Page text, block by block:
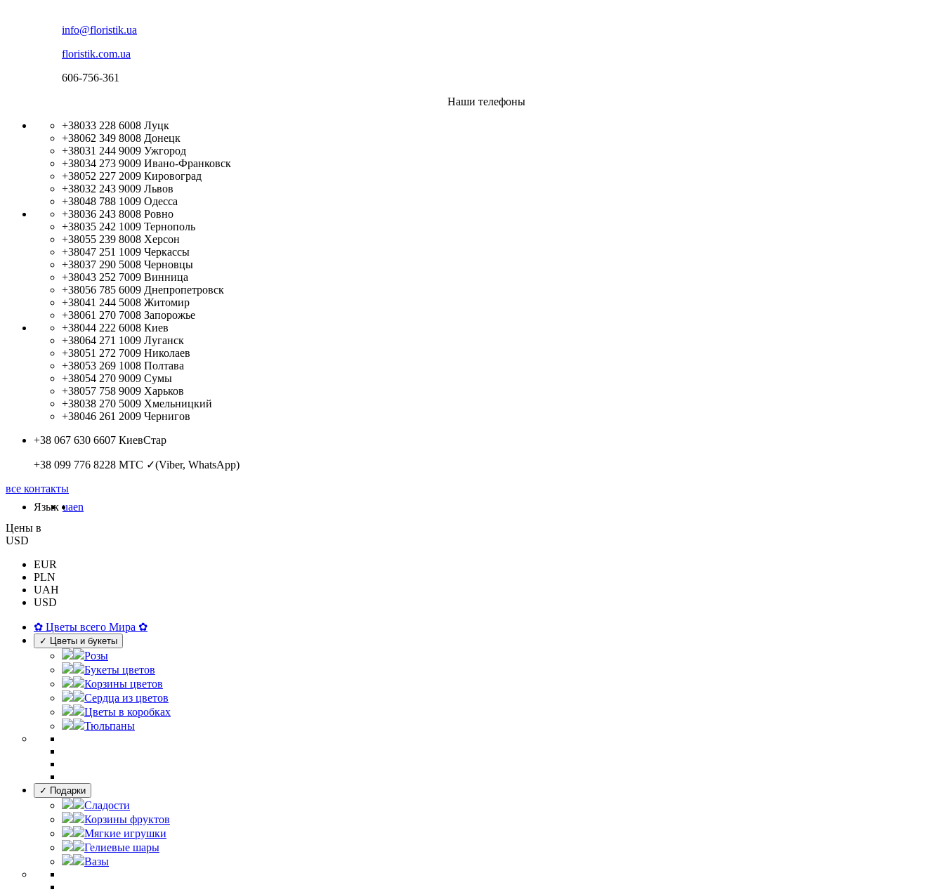
info@floristik.ua
floristik.com.ua
606-756-361
Наши телефоны
+38033 228 6008 Луцк
+38062 349 8008 Донецк
+38031 244 9009 Ужгород
+38034 273 9009 Ивано-Франковск
+38052 227 2009 Кировоград
+38032 243 9009 Львов
+38048 788 1009 Одесса
+38036 243 8008 Ровно
+38035 242 1009 Тернополь
+38055 239 8008 Херсон
+38047 251 1009 Черкассы
+38037 290 5008 Черновцы
+38043 252 7009 Винница
+38056 785 6009 Днепропетровск
+38041 244 5008 Житомир
+38061 270 7008 Запорожье
+38044 222 6008 Киев
+38064 271 1009 Луганск
+38051 272 7009 Николаев
+38053 269 1008 Полтава
+38054 270 9009 Сумы
+38057 758 9009 Харьков
+38038 270 5009 Хмельницкий
+38046 261 2009 Чернигов
+38 067 630 6607 КиевСтар
+38 099 776 8228 МТС ✓(Viber, WhatsApp)
все контакты
Язык uaen
Цены в
USD
EUR
PLN
UAH
USD
✿ Цветы всего Мира ✿
✓ Цветы и букеты
Розы
Букеты цветов
Корзины цветов
Сердца из цветов
Цветы в коробках
Тюльпаны
✓ Подарки
Сладости
Корзины фруктов
Мягкие игрушки
Гелиевые шары
Вазы